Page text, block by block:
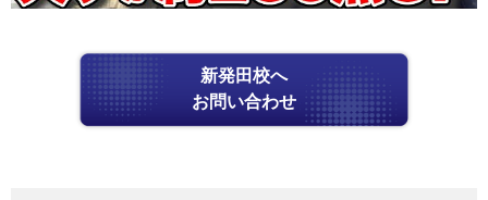
新発田校へ
お問い合わせ